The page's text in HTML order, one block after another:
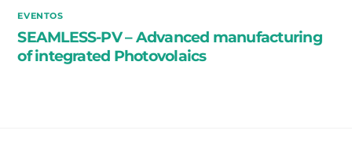
EVENTOS
SEAMLESS-PV – Advanced manufacturing
of integrated Photovolaics